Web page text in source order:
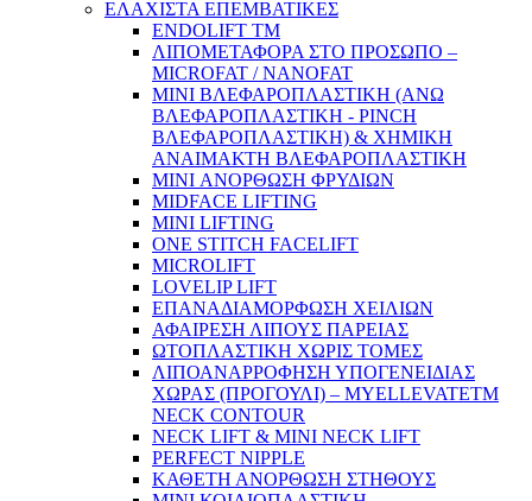
ΕΛΑΧΙΣΤΑ ΕΠΕΜΒΑΤΙΚΕΣ
ENDOLIFT TM
ΛΙΠΟΜΕΤΑΦΟΡΑ ΣΤΟ ΠΡΟΣΩΠΟ –
MICROFAT / NANOFAT
MINI ΒΛΕΦΑΡΟΠΛΑΣΤΙΚΗ (ΑΝΩ
ΒΛΕΦΑΡΟΠΛΑΣΤΙΚΗ - PINCH
ΒΛΕΦΑΡΟΠΛΑΣΤΙΚΗ) & ΧΗΜΙΚΗ
ΑΝΑΙΜΑΚΤΗ ΒΛΕΦΑΡΟΠΛΑΣΤΙΚΗ
MINI ΑΝΟΡΘΩΣΗ ΦΡΥΔΙΩΝ
MIDFACE LIFTING
MINI LIFTING
ONE STITCH FACELIFT
MICROLIFT
LOVELIP LIFT
ΕΠΑΝΑΔΙΑΜΟΡΦΩΣΗ ΧΕΙΛΙΩΝ
ΑΦΑΙΡΕΣΗ ΛΙΠΟΥΣ ΠΑΡΕΙΑΣ
ΩΤΟΠΛΑΣΤΙΚΗ ΧΩΡΙΣ ΤΟΜΕΣ
ΛΙΠΟΑΝΑΡΡΟΦΗΣΗ ΥΠΟΓΕΝΕΙΔΙΑΣ
ΧΩΡΑΣ (ΠΡΟΓΟΥΛΙ) – MYELLEVATETM
NECK CONTOUR
NECK LIFT & MINI NECK LIFT
PERFECT NIPPLE
ΚΑΘΕΤΗ ΑΝΟΡΘΩΣΗ ΣΤΗΘΟΥΣ